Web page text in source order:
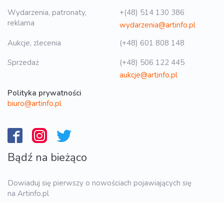
Wydarzenia, patronaty,
reklama
+(48) 514 130 386
wydarzenia@artinfo.pl
Aukcje, zlecenia
(+48) 601 808 148
Sprzedaż
(+48) 506 122 445
aukcje@artinfo.pl
Polityka prywatności
biuro@artinfo.pl
Bądź na bieżąco
Dowiaduj się pierwszy o nowościach pojawiających się
na Artinfo.pl